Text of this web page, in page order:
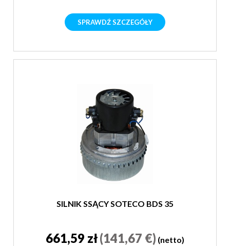
SPRAWDŹ SZCZEGÓŁY
SILNIK SSĄCY SOTECO BDS 35
661,59 zł(141,67 €) (netto)